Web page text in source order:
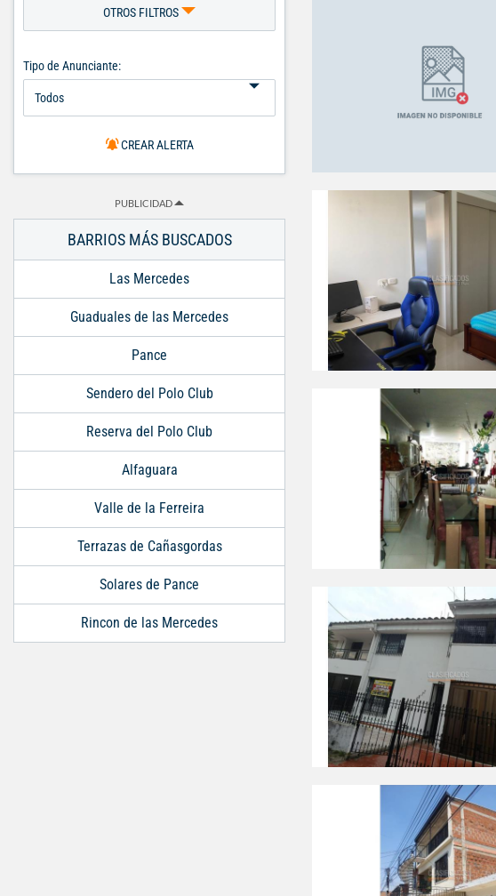
OTROS FILTROS
Tipo de Anunciante:
CREAR ALERTA
PUBLICIDAD
BARRIOS MÁS BUSCADOS
Las Mercedes
Guaduales de las Mercedes
Pance
Sendero del Polo Club
Reserva del Polo Club
Alfaguara
Valle de la Ferreira
Terrazas de Cañasgordas
Solares de Pance
Rincon de las Mercedes